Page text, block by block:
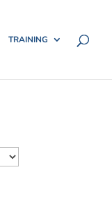
TRAINING